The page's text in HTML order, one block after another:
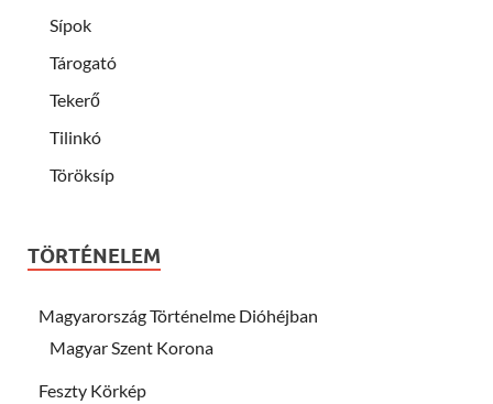
Sípok
Tárogató
Tekerő
Tilinkó
Töröksíp
TÖRTÉNELEM
Magyarország Történelme Dióhéjban
Magyar Szent Korona
Feszty Körkép